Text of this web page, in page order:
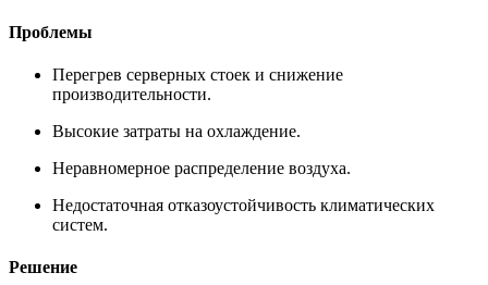
Проблемы
Перегрев серверных стоек и снижение
производительности.
Высокие затраты на охлаждение.
Неравномерное распределение воздуха.
Недостаточная отказоустойчивость климатических
систем.
Решение